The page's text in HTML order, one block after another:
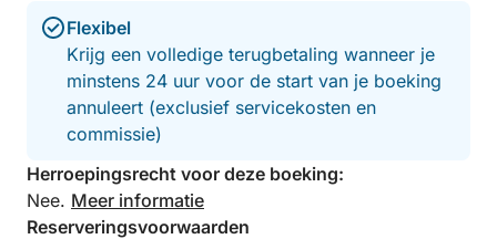
Flexibel
Krijg een volledige terugbetaling wanneer je
minstens 24 uur voor de start van je boeking
annuleert (exclusief servicekosten en
commissie)
Herroepingsrecht voor deze boeking:
Nee. Meer informatie
Reserveringsvoorwaarden